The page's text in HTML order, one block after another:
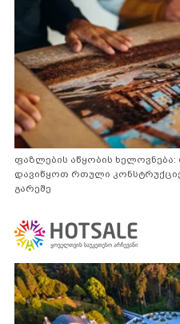
ფაზლების აწყობის
დავიწყოთ რთული
გარეშე